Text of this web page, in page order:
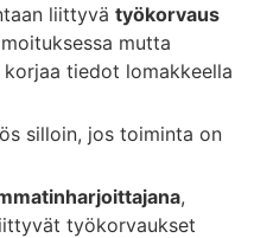
liittyvä työkorvaus
mutta
korjaa tiedot lomakkeella
silloin, jos toiminta on
,
työkorvaukset